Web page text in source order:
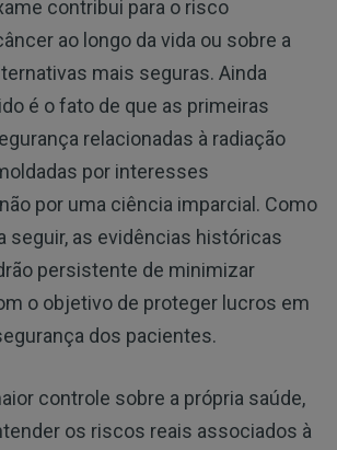
contribui para o risco
ao longo da vida ou sobre a
mais seguras. Ainda
é o fato de que as primeiras
relacionadas à radiação
por interesses
por uma ciência imparcial. Como
seguir, as evidências históricas
persistente de minimizar
o objetivo de proteger lucros em
dos pacientes.
controle sobre a própria saúde,
os riscos reais associados à